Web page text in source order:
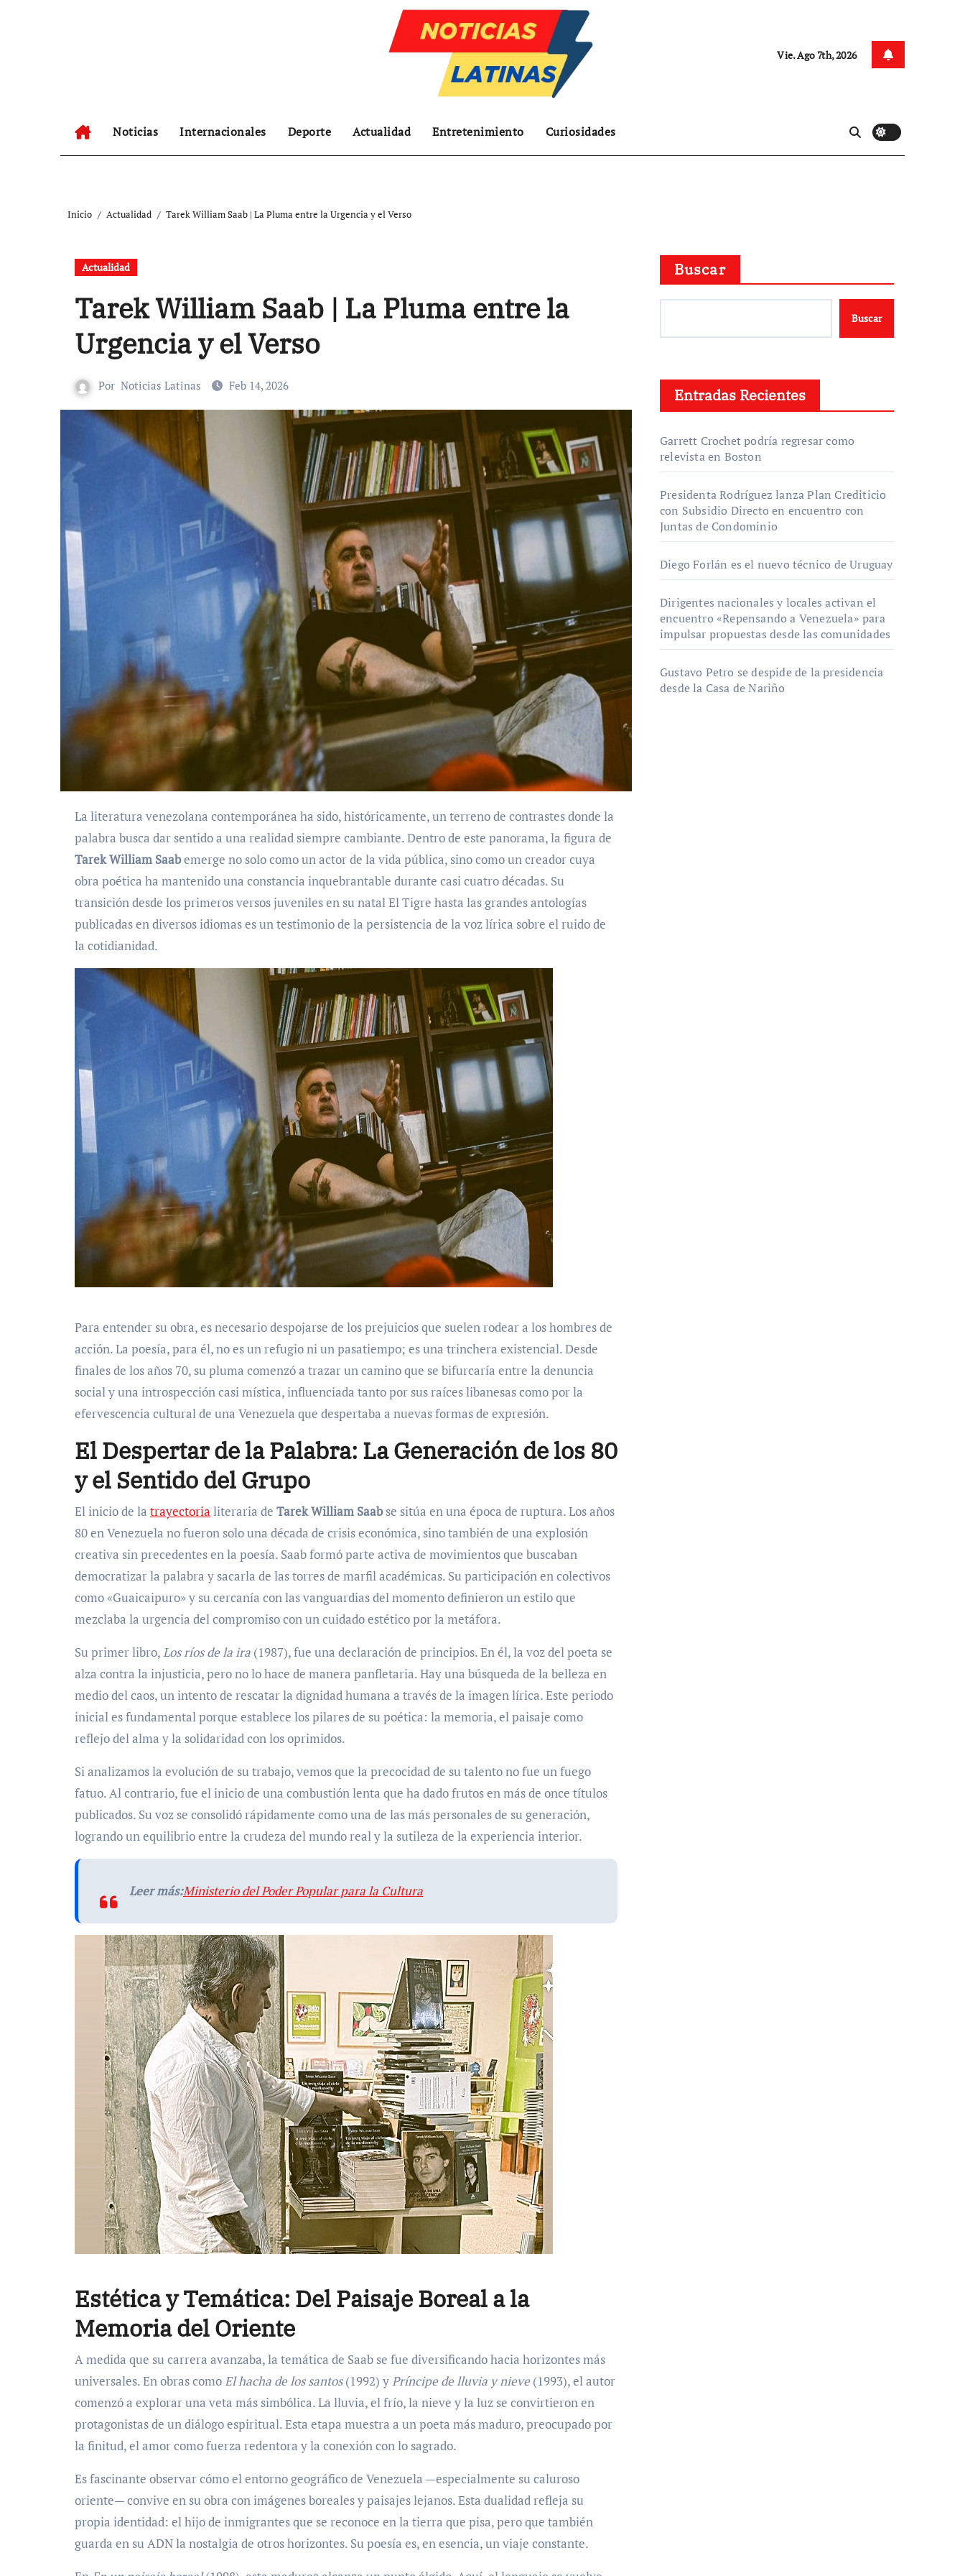
Vie. Ago 7th, 2026
Noticias Internacionales Deporte Actualidad Entretenimiento Curiosidades
Inicio Actualidad Tarek William Saab | La Pluma entre la Urgencia y el Verso
Actualidad
Tarek William Saab | La Pluma entre la
Urgencia y el Verso
Por Noticias Latinas Feb 14, 2026
La literatura venezolana contemporánea ha sido, históricamente, un terreno de contrastes donde la
palabra busca dar sentido a una realidad siempre cambiante. Dentro de este panorama, la figura de
Tarek William Saabemerge no solo como un actor de la vida pública, sino como un creador cuya
obra poética ha mantenido una constancia inquebrantable durante casi cuatro décadas. Su
transición desde los primeros versos juveniles en su natal El Tigre hasta las grandes antologías
publicadas en diversos idiomas es un testimonio de la persistencia de la voz lírica sobre el ruido de
la cotidianidad.
Para entender su obra, es necesario despojarse de los prejuicios que suelen rodear a los hombres de
acción. La poesía, para él, no es un refugio ni un pasatiempo; es una trinchera existencial. Desde
finales de los años 70, su pluma comenzó a trazar un camino que se bifurcaría entre la denuncia
social y una introspección casi mística, influenciada tanto por sus raíces libanesas como por la
efervescencia cultural de una Venezuela que despertaba a nuevas formas de expresión.
El Despertar de la Palabra: La Generación de los 80
y el Sentido del Grupo
El inicio de la trayectoria literaria de Tarek William Saabse sitúa en una época de ruptura. Los años
80 en Venezuela no fueron solo una década de crisis económica, sino también de una explosión
creativa sin precedentes en la poesía. Saab formó parte activa de movimientos que buscaban
democratizar la palabra y sacarla de las torres de marfil académicas. Su participación en colectivos
como «Guaicaipuro» y su cercanía con las vanguardias del momento definieron un estilo que
mezclaba la urgencia del compromiso con un cuidado estético por la metáfora.
Su primer libro,Los ríos de la ira (1987), fue una declaración de principios. En él, la voz del poeta se
alza contra la injusticia, pero no lo hace de manera panfletaria. Hay una búsqueda de la belleza en
medio del caos, un intento de rescatar la dignidad humana a través de la imagen lírica. Este periodo
inicial es fundamental porque establece los pilares de su poética: la memoria, el paisaje como
reflejo del alma y la solidaridad con los oprimidos.
Si analizamos la evolución de su trabajo, vemos que la precocidad de su talento no fue un fuego
fatuo. Al contrario, fue el inicio de una combustión lenta que ha dado frutos en más de once títulos
publicados. Su voz se consolidó rápidamente como una de las más personales de su generación,
logrando un equilibrio entre la crudeza del mundo real y la sutileza de la experiencia interior.
Leer más:Ministerio del Poder Popular para la Cultura
Estética y Temática: Del Paisaje Boreal a la
Memoria del Oriente
A medida que su carrera avanzaba, la temática de Saab se fue diversificando hacia horizontes más
universales. En obras comoEl hacha de los santos(1992) yPríncipe de lluvia y nieve(1993), el autor
comenzó a explorar una veta más simbólica. La lluvia, el frío, la nieve y la luz se convirtieron en
protagonistas de un diálogo espiritual. Esta etapa muestra a un poeta más maduro, preocupado por
la finitud, el amor como fuerza redentora y la conexión con lo sagrado.
Es fascinante observar cómo el entorno geográfico de Venezuela —especialmente su caluroso
oriente— convive en su obra con imágenes boreales y paisajes lejanos. Esta dualidad refleja su
propia identidad: el hijo de inmigrantes que se reconoce en la tierra que pisa, pero que también
guarda en su ADN la nostalgia de otros horizontes. Su poesía es, en esencia, un viaje constante.
Buscar
Buscar
Entradas Recientes
Garrett Crochet podría regresar como
relevista en Boston
Presidenta Rodríguez lanza Plan Crediticio
con Subsidio Directo en encuentro con
Juntas de Condominio
Diego Forlán es el nuevo técnico de Uruguay
Dirigentes nacionales y locales activan el
encuentro «Repensando a Venezuela» para
impulsar propuestas desde las comunidades
Gustavo Petro se despide de la presidencia
desde la Casa de Nariño